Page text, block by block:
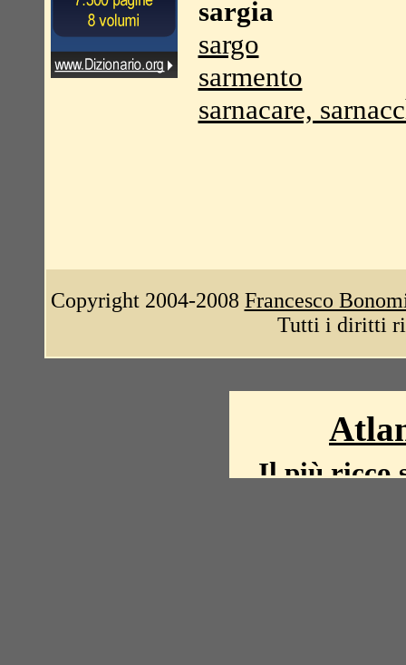
sargia
sargo
sarmento
sarnacare,
Copyright 2004-2008 Francesco
Tutti i diritti
Il più ricco